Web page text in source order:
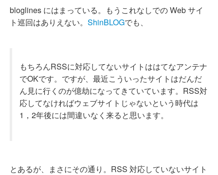
bloglines にはまっている。もうこれなしでの Web サイ
ト巡回はありえない。 ShinBLOGでも、
もちろんRSSに対応してないサイトははてなアンテナ
でOKです。ですが、最近こういったサイトはだんだ
ん見に行くのが億劫になってきていています。RSS対
応してなければウェブサイトじゃないという時代は
1，2年後には間違いなく来ると思います。
とあるが、まさにその通り。RSS 対応していないサイト